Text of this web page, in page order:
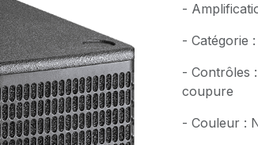
-
- Catégorie
- Contrôles
coupure
- Couleur :